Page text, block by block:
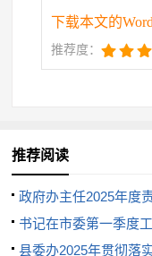
求，教育效果有
还不够大，存在
是制度执行还不够
度执行不到位、
待进一步加强。
下载本文的
推荐度：
推荐阅读
政府办主任2025年度
告书记在市委第一季度
上的讲话
县委办2025年贯彻落